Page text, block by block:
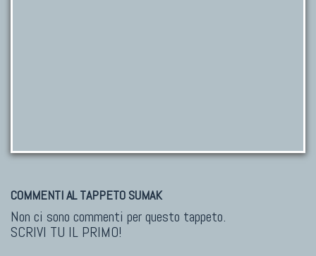
COMMENTI AL TAPPETO SUMAK
Non ci sono commenti per questo tappeto.
SCRIVI TU IL PRIMO!